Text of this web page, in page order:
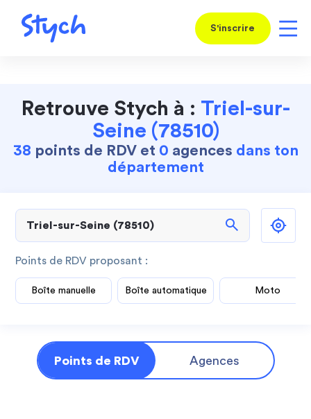
S'inscrire
Retrouve Stych à : Triel-sur-
Seine (78510)
38 points de RDV et 0 agences dans ton
département
search
Points de RDV proposant :
Boîte manuelle Boîte automatique Moto
Points de RDV Agences